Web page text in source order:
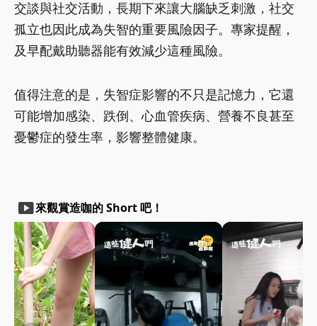
交談與社交活動，長期下來讓大腦缺乏刺激，社交
孤立也因此成為失智的重要風險因子。專家提醒，
及早配戴助聽器能有效減少這種風險。
值得注意的是，失智症影響的不只是記憶力，它還
可能增加感染、跌倒、心血管疾病、營養不良甚至
憂鬱症的發生率，影響整體健康。
smart_display來觀賞造咖的 Short 吧！